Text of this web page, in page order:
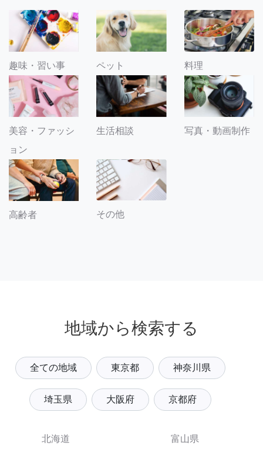
趣味・習い事 ペット 料理
美容・ファッシ
ョン
生活相談 写真・動画制作
高齢者 その他
地域から検索する
全ての地域 東京都 神奈川県
埼玉県 大阪府 京都府
北海道
富山県